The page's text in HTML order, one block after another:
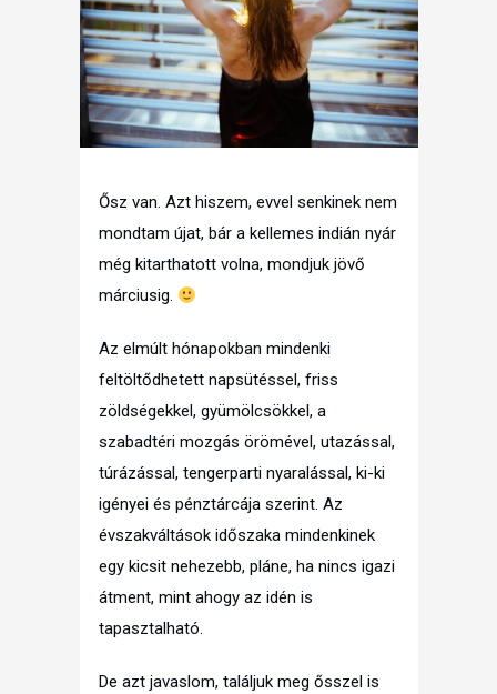
Ősz van. Azt hiszem, evvel senkinek nem
mondtam újat, bár a kellemes indián nyár
még kitarthatott volna, mondjuk jövő
márciusig.
Az elmúlt hónapokban mindenki
feltöltődhetett napsütéssel, friss
zöldségekkel, gyümölcsökkel, a
szabadtéri mozgás örömével, utazással,
túrázással, tengerparti nyaralással, ki-ki
igényei és pénztárcája szerint. Az
évszakváltások időszaka mindenkinek
egy kicsit nehezebb, pláne, ha nincs igazi
átment, mint ahogy az idén is
tapasztalható.
De azt javaslom, találjuk meg ősszel is